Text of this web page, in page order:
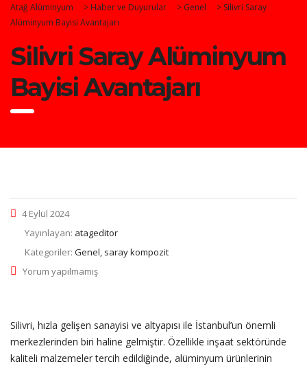
Atağ Alüminyum > Haber ve Duyurular > Genel > Silivri Saray
Alüminyum Bayisi Avantajarı
Silivri Saray Alüminyum
Bayisi Avantajarı
4 Eylül 2024
Yayınlayan: atageditor
Kategoriler: Genel, saray kompozit
Yorum yapılmamış
Silivri, hızla gelişen sanayisi ve altyapısı ile İstanbul’un önemli
merkezlerinden biri haline gelmiştir. Özellikle inşaat sektöründe
kaliteli malzemeler tercih edildiğinde, alüminyum ürünlerinin